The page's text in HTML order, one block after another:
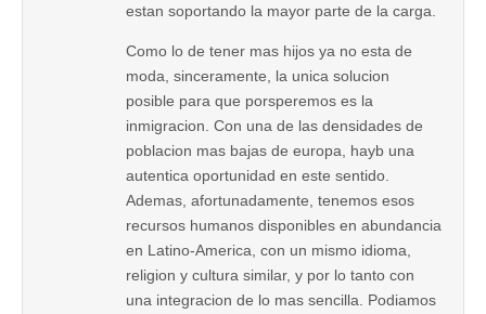
estan soportando la mayor parte de la carga.
Como lo de tener mas hijos ya no esta de
moda, sinceramente, la unica solucion
posible para que porsperemos es la
inmigracion. Con una de las densidades de
poblacion mas bajas de europa, hayb una
autentica oportunidad en este sentido.
Ademas, afortunadamente, tenemos esos
recursos humanos disponibles en abundancia
en Latino-America, con un mismo idioma,
religion y cultura similar, y por lo tanto con
una integracion de lo mas sencilla. Podiamos